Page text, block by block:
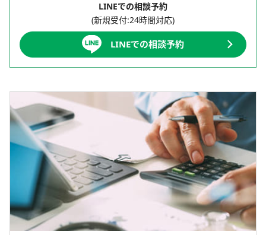
LINEでの相談予約
(新規受付:24時間対応)
LINEでの相談予約